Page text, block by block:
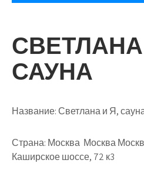
СВЕТЛАНА
САУНА
Название:Светлана и Я,
Страна: Москва Москва
Каширское шоссе, 72 к3